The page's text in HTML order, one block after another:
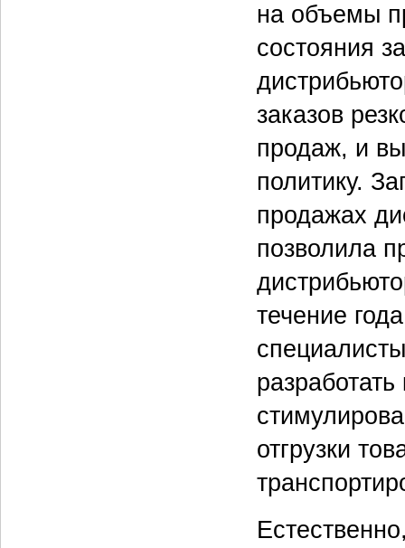
на объемы
состояния
заказов
продаж, и
политику.
продажах
позволила
течение
отгрузки